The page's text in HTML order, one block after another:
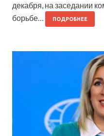
декабря, на заседании
борьбе…
ПОДРОБНЕЕ